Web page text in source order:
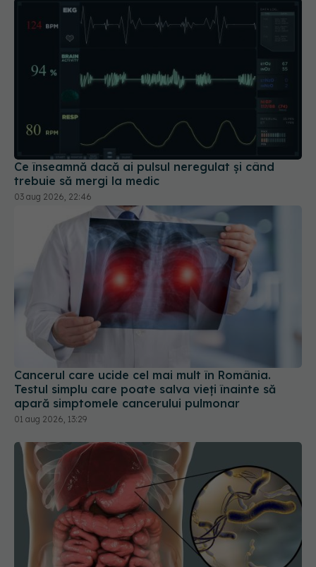
Ce înseamnă dacă ai pulsul neregulat și când
trebuie să mergi la medic
03 aug 2026, 22:46
Cancerul care ucide cel mai mult în România.
Testul simplu care poate salva vieți înainte să
apară simptomele cancerului pulmonar
01 aug 2026, 13:29